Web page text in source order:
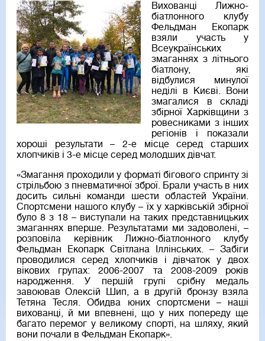
Вихованці Лижно-
біатлонного клубу
Фельдман Екопарк
взяли участь у
Всеукраїнських
змаганнях з літнього
біатлону, які
відбулися минулої
неділі в Києві. Вони
змагалися в складі
збірної Харківщини з
ровесниками з інших
регіонів і показали
хороші результати – 2-е місце серед старших
хлопчиків і 3-е місце серед молодших дівчат.
«Змагання проходили у форматі бігового спринту зі
стрільбою з пневматичної зброї. Брали участь в них
досить сильні команди шести областей України.
Спортсмени нашого клубу – їх у харківській збірної
було 8 з 18 – виступали на таких представницьких
змаганнях вперше. Результатами ми задоволені, –
розповіла керівник Лижно-біатлонного клубу
Фельдман Екопарк Світлана Іллінських. – Забіги
проводилися серед хлопчиків і дівчаток у двох
вікових групах: 2006-2007 та 2008-2009 років
народження. У першій групі срібну медаль
завоював Олексій Шип, а в другій бронзу взяла
Тетяна Тесля. Обидва юних спортсмени – наші
вихованці, й ми впевнені, що у них попереду ще
багато перемог у великому спорті, на шляху, який
вони почали в Фельдман Екопарк».